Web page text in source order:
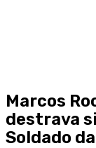
Marcos
destrava
Soldado